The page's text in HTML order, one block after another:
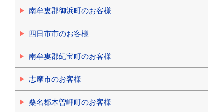
南牟婁郡御浜町のお客様
四日市市のお客様
南牟婁郡紀宝町のお客様
志摩市のお客様
桑名郡木曽岬町のお客様